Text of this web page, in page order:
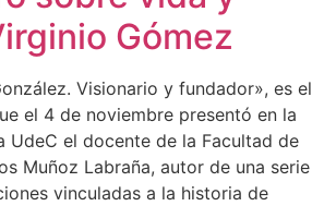
Gómez
Visionario y fundador», es el
el 4 de noviembre presentó en la
UdeC el docente de la Facultad de
Muñoz Labraña, autor de una serie
vinculadas a la historia de